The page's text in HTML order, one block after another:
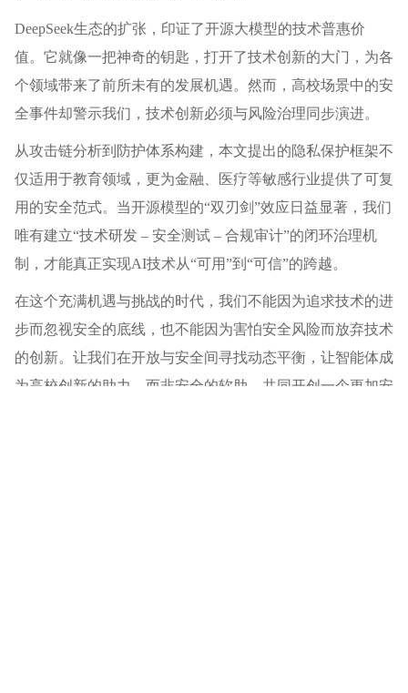
DeepSeek生态的扩张，印证了开源大模型的技术普惠价
值。它就像一把神奇的钥匙，打开了技术创新的大门，为各
个领域带来了前所未有的发展机遇。然而，高校场景中的安
全事件却警示我们，技术创新必须与风险治理同步演进。
从攻击链分析到防护体系构建，本文提出的隐私保护框架不
仅适用于教育领域，更为金融、医疗等敏感行业提供了可复
用的安全范式。当开源模型的“双刃剑”效应日益显著，我们
唯有建立“技术研发 – 安全测试 – 合规审计”的闭环治理机
制，才能真正实现AI技术从“可用”到“可信”的跨越。
在这个充满机遇与挑战的时代，我们不能因为追求技术的进
步而忽视安全的底线，也不能因为害怕安全风险而放弃技术
的创新。让我们在开放与安全间寻找动态平衡，让智能体成
为高校创新的助力，而非安全的软肋，共同开创一个更加安